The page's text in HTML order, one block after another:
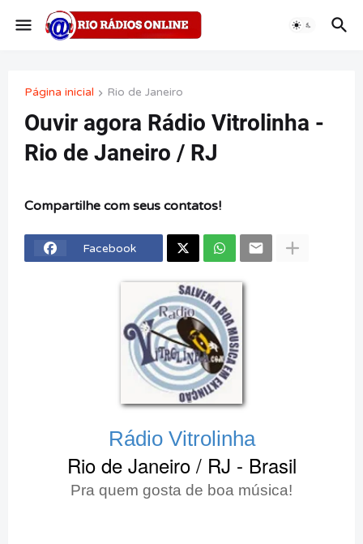
Página inicial Rio de Janeiro
Ouvir agora Rádio Vitrolinha -
Rio de Janeiro / RJ
Compartilhe com seus contatos!
Facebook
Rádio Vitrolinha
Rio de Janeiro / RJ - Brasil
Pra quem gosta de boa música!